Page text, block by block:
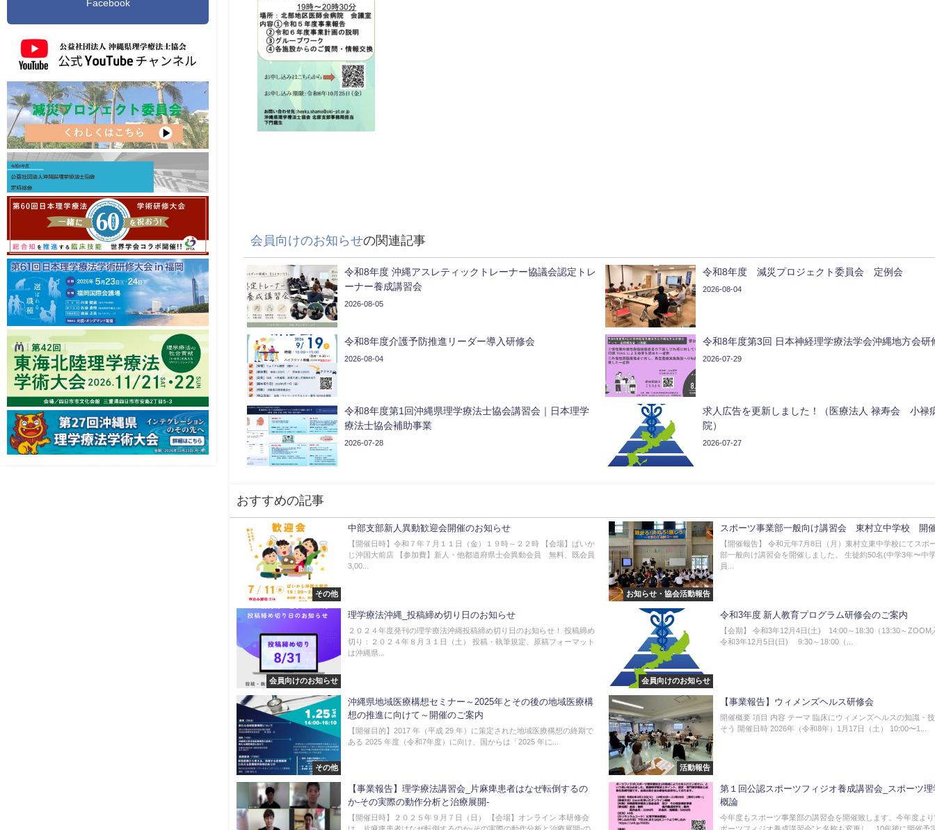
会員向けのお知らせの関連記事
令和8年度 沖縄アスレティックトレーナー協議会認定トレ
ーナー養成講習会
2026-08-05
令和8年度 減災プロジェクト委員会 定例会
2026-08-04
令和8年度介護予防推進リーダー導入研修会
2026-08-04
令和8年度第3回 日本神経理学療法学会沖縄地方会研
2026-07-29
令和8年度第1回沖縄県理学療法士協会講習会｜日本理学
療法士協会補助事業
2026-07-28
求人広告を更新しました！（医療法人 禄寿会 小禄
院）
2026-07-27
おすすめの記事
その他
中部支部新人異動歓迎会開催のお知らせ
【開催日時】令和７年７月１１日（金）１９時～２２時 【会場】ぱいか
じ沖国大前店 【参加費】新人・他都道府県士会異動会員 無料、既会員
3,00...
お知らせ・協会活動報告
スポーツ事業部一般向け講習会 東村立中学校 開
【開催報告】 令和元年7月8日（月）東村立東中学校にてスポ
部一般向け講習会を開催しました。 生徒約50名(中学3年〜中
員...
会員向けのお知らせ
理学療法沖縄_投稿締め切り日のお知らせ
２０２４年度発刊の理学療法沖縄投稿締め切り日のお知らせ！ 投稿締め
切り：２０２４年８月３１日（土） 投稿・執筆規定、原稿フォーマット
は沖縄県...
会員向けのお知らせ
令和3年度 新人教育プログラム研修会のご案内
【会期】 令和3年12月4日(土) 14:00～18:30（13:30～ZOOM
令和3年12月5日(日) 9:30～18:00（...
その他
沖縄県地域医療構想セミナー～2025年とその後の地域医療構
想の推進に向けて～開催のご案内
【開催目的】2017 年（平成 29 年）に策定された地域医療構想の終期で
ある 2025 年度（令和7年度）に向け、国からは「2025 年に...
活動報告
【事業報告】ウィメンズヘルス研修会
開催概要 項目 内容 テーマ 臨床にウィメンズヘルスの知識・
そう 開催日時 2026年（令和8年）1月17日（土） 10:00〜1...
【事業報告】理学療法講習会_片麻痺患者はなぜ転倒するの
か-その実際の動作分析と治療展開-
【開催日時】２０２５年９月７日（日） 【会場】オンライン 本研修会
第１回公認スポーツフィジオ養成講習会_スポーツ理
概論
今年度もスポーツ事業部の講習会を開催致します。今年度より
Facebook